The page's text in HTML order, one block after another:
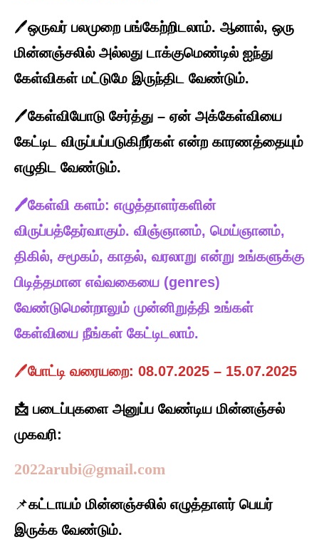
🖊️ஒருவர் பலமுறை பங்கேற்றிடலாம். ஆனால், ஒரு
மின்னஞ்சலில் அல்லது டாக்குமெண்டில் ஐந்து
கேள்விகள் மட்டுமே இருந்திட வேண்டும்.
🖊️கேள்வியோடு சேர்த்து – ஏன் அக்கேள்வியை
கேட்டிட விருப்பப்படுகிறீர்கள் என்ற காரணத்தையும்
எழுதிட வேண்டும்.
🖊️கேள்வி களம்: எழுத்தாளர்களின்
விருப்பத்தேர்வாகும். விஞ்ஞானம், மெய்ஞானம்,
திகில், சமூகம், காதல், வரலாறு என்று உங்களுக்கு
பிடித்தமான எவ்வகையை (genres)
வேண்டுமென்றாலும் முன்னிறுத்தி உங்கள்
கேள்வியை நீங்கள் கேட்டிடலாம்.
🖊️போட்டி வரையறை: 08.07.2025 – 15.07.2025
📩 படைப்புகளை அனுப்ப வேண்டிய மின்னஞ்சல்
முகவரி:
2022arubi@gmail.com
📌கட்டாயம் மின்னஞ்சலில் எழுத்தாளர் பெயர்
இருக்க வேண்டும்.